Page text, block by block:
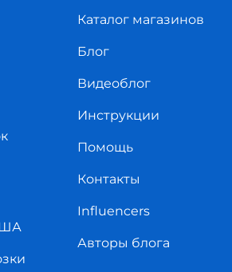
Каталог магазинов
Блог
Видеоблог
Инструкции
Помощь
Контакты
Influencers
Авторы блога